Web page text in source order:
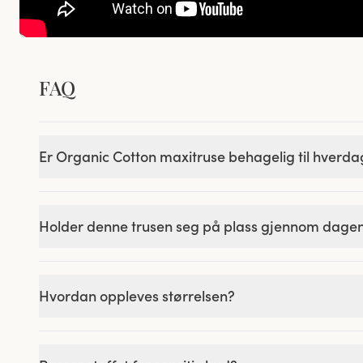
FAQ
Er Organic Cotton maxitruse behagelig til
Holder denne trusen seg på plass gjennom
Hvordan oppleves størrelsen?